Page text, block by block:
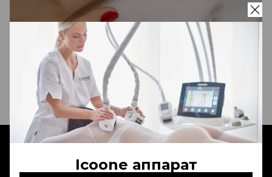
Icoone аппарат
Обработка трещин
150 000 - 400 000 сум
Записаться
Aldo Coppola Tashkent- это идеальный